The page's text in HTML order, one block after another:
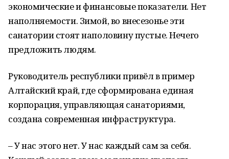
экономические и финансовые показатели. Нет
наполняемости. Зимой, во внесезонье эти
санатории стоят наполовину пустые. Нечего
предложить людям.
Руководитель республики привёл в пример
Алтайский край, где сформирована единая
корпорация, управляющая санаториями,
создана современная инфраструктура.
– У нас этого нет. У нас каждый сам за себя.